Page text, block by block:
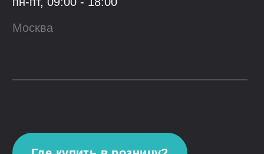
© 2023, ООО "Гранфорс",ОГРН:1 117746742662
Youtube VK